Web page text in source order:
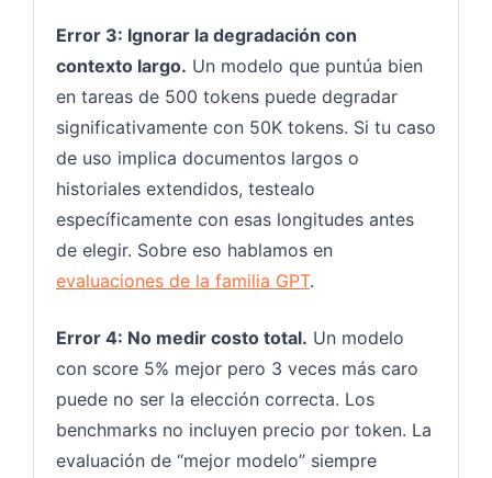
Error 3: Ignorar la degradación con
contexto largo. Un modelo que puntúa bien
en tareas de 500 tokens puede degradar
significativamente con 50K tokens. Si tu caso
de uso implica documentos largos o
historiales extendidos, testealo
específicamente con esas longitudes antes
de elegir. Sobre eso hablamos en
evaluaciones de la familia GPT.
Error 4: No medir costo total. Un modelo
con score 5% mejor pero 3 veces más caro
puede no ser la elección correcta. Los
benchmarks no incluyen precio por token. La
evaluación de “mejor modelo” siempre